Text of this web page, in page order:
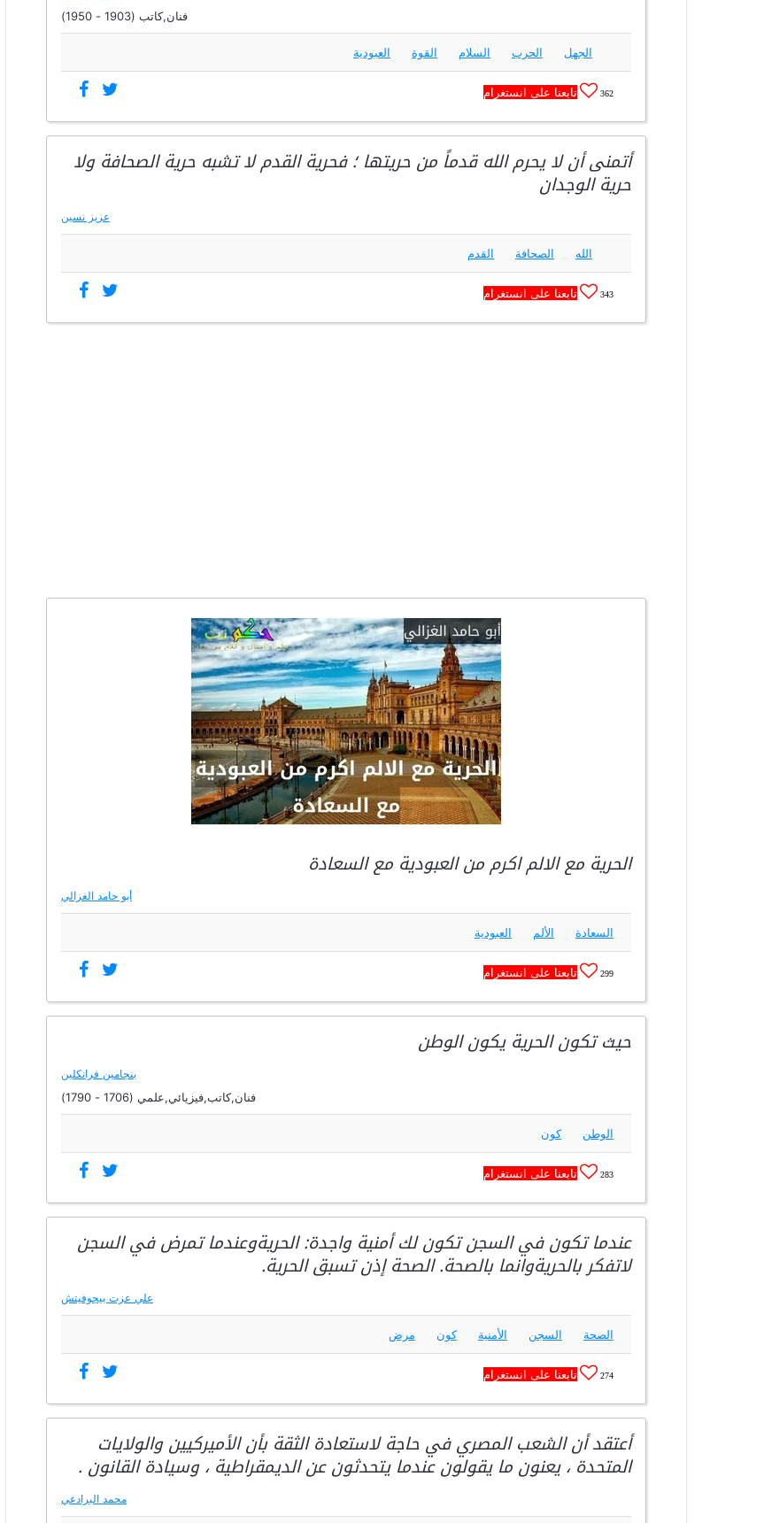
فنان,كاتب (1903 - 1950)
الجهل الحرب السلام القوة العبودية
362 تابعنا على انستغرام
أتمنى أن لا يحرم الله قدماً من حريتها ؛ فحرية القدم لا تشبه حرية الصحافة ولا
حرية الوجدان
عزيز نسين
الله الصحافة القدم
343 تابعنا على انستغرام
الحرية مع الالم اكرم من العبودية مع السعادة
أبو حامد الغزالي
السعادة الألم العبودية
299 تابعنا على انستغرام
حيث تكون الحرية يكون الوطن
بنجامين فرانكلين
فنان,كاتب,فيزيائي,علمي (1706 - 1790)
الوطن كون
283 تابعنا على انستغرام
عندما تكون في السجن تكون لك أمنية واجدة: الحريةوعندما تمرض في السجن
لاتفكر بالحريةوانما بالصحة. الصحة إذن تسبق الحرية.
علي عزت بيجوفيتش
الصحة السجن الأمنية كون مرض
274 تابعنا على انستغرام
أعتقد أن الشعب المصري في حاجة لاستعادة الثقة بأن الأميركيين والولايات
المتحدة ، يعنون ما يقولون عندما يتحدثون عن الديمقراطية ، وسيادة القانون .
محمد البرادعي